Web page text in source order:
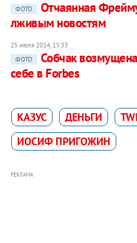
ФОТО
Отчаянная
лживым новостям
25 июля 2014, 15:33
ФОТО
Собчак
себе в Forbes
КАЗУС ДЕНЬГИ
ИОСИФ ПРИГОЖИН
РЕКЛАМА